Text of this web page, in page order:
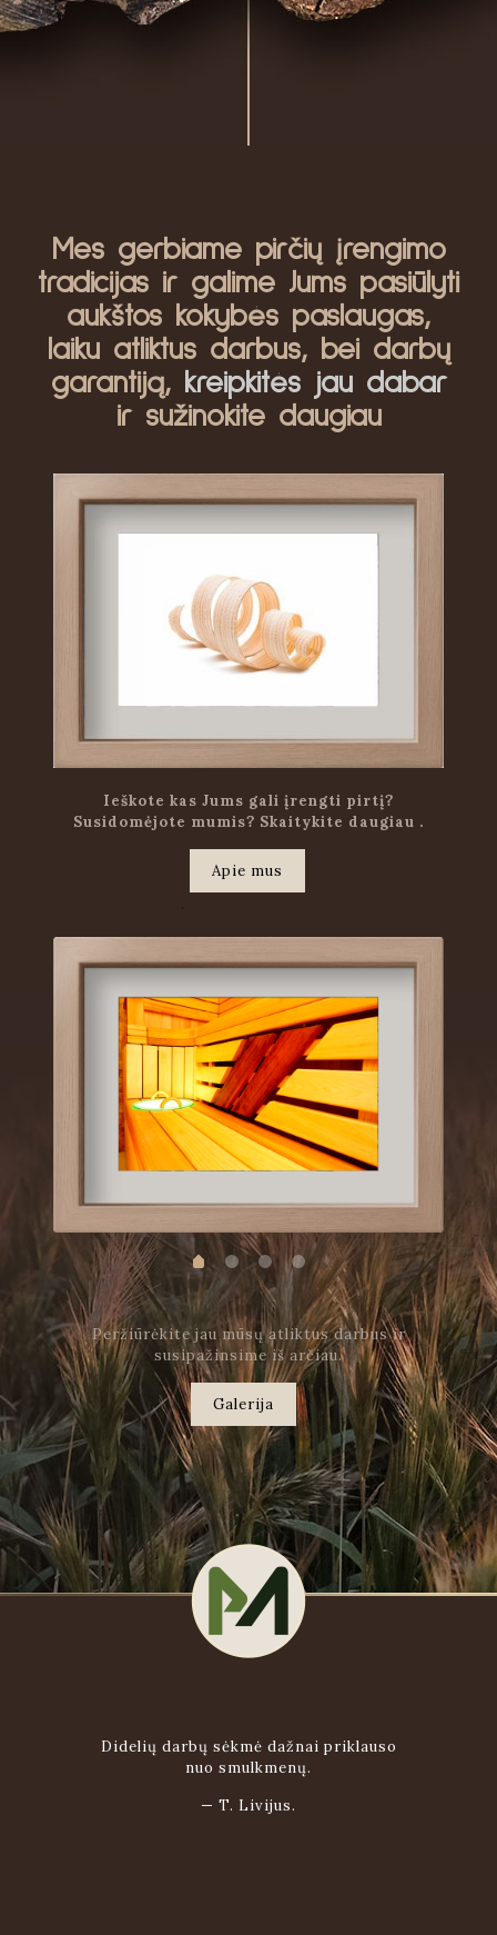
Mes gerbiame pirčių įrengimo
tradicijas ir galime Jums pasiūlyti
aukštos kokybės paslaugas,
laiku atliktus darbus, bei darbų
garantiją, kreipkitės jau dabar
ir sužinokite daugiau
Ieškote kas Jums gali įrengti pirtį?
Susidomėjote mumis? Skaitykite daugiau .
.
Apie mus
Peržiūrėkite jau mūsų atliktus darbus ir
susipažinsime iš arčiau.
Galerija
Didelių darbų sėkmė dažnai priklauso
nuo smulkmenų.
— T. Livijus.